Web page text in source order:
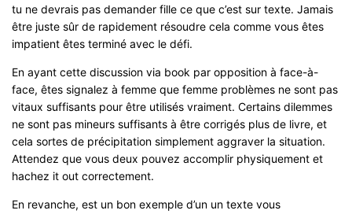
tu ne devrais pas demander fille ce que c’est sur texte. Jamais
être juste sûr de rapidement résoudre cela comme vous êtes
impatient êtes terminé avec le défi.
En ayant cette discussion via book par opposition à face-à-
face, êtes signalez à femme que femme problèmes ne sont pas
vitaux suffisants pour être utilisés vraiment. Certains dilemmes
ne sont pas mineurs suffisants à être corrigés plus de livre, et
cela sortes de précipitation simplement aggraver la situation.
Attendez que vous deux pouvez accomplir physiquement et
hachez it out correctement.
En revanche, est un bon exemple d’un un texte vous